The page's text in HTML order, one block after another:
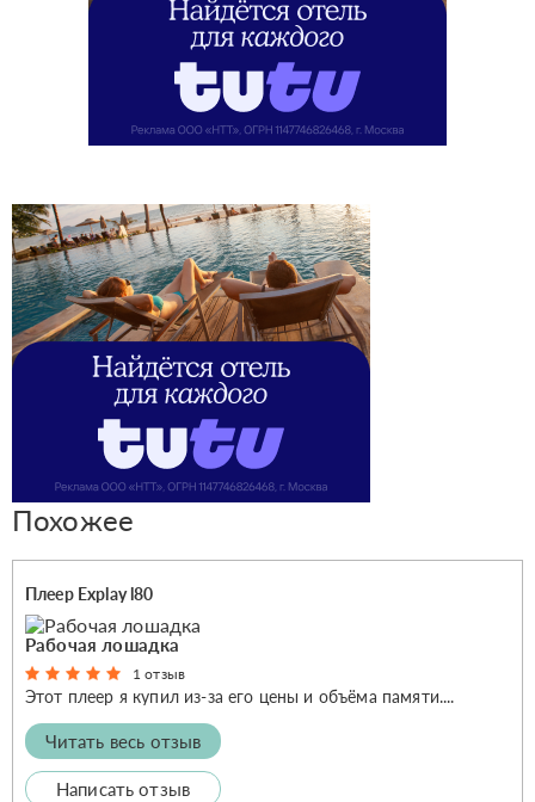
Похожее
Плеер Explay l80
Рабочая лошадка
1 отзыв
Этот плеер я купил из-за его цены и объёма памяти....
Читать весь отзыв
Написать отзыв